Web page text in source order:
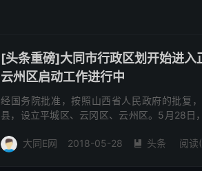
[头条重磅]大同市行政区划开始进入
云州区启动工作进行中
经国务院批准，按照山西省人民政府的批复
县，设立平城区、云冈区、云州区。5月28日
了省政府《...
大同E网 2018-05-28  头条 阅读